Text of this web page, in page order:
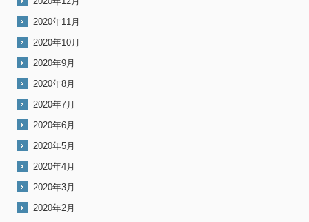
2020年11月
2020年10月
2020年9月
2020年8月
2020年7月
2020年6月
2020年5月
2020年4月
2020年3月
2020年2月